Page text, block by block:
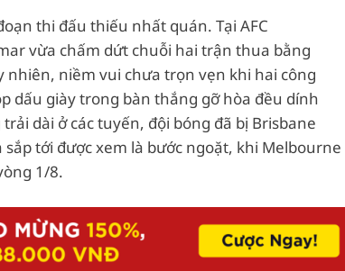
thi đấu thiếu nhất quán. Tại AFC
vừa chấm dứt chuỗi hai trận thua bằng
nhiên, niềm vui chưa trọn vẹn khi hai công
dấu giày trong bàn thắng gỡ hòa đều dính
dài ở các tuyến, đội bóng đã bị Brisbane
sắp tới được xem là bước ngoặt, khi Melbourne
1/8.